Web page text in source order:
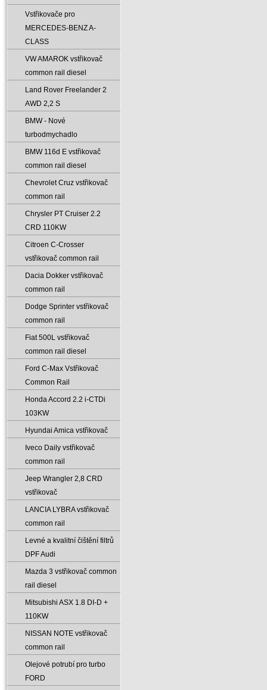
Vstřikovače pro
MERCEDES-BENZ A-
CLASS
VW AMAROK vstřikovač
common rail diesel
Land Rover Freelander 2
AWD 2‚2 S
BMW - Nové
turbodmychadlo
BMW 116d E vstřikovač
common rail diesel
Chevrolet Cruz vstřikovač
common rail
Chrysler PT Cruiser 2.2
CRD 110KW
Citroen C-Crosser
vstřikovač common rail
Dacia Dokker vstřikovač
common rail
Dodge Sprinter vstřikovač
common rail
Fiat 500L vstřikovač
common rail diesel
Ford C-Max Vstřikovač
Common Rail
Honda Accord 2.2 i-CTDi
103KW
Hyundai Amica vstřikovač
Iveco Daily vstřikovač
common rail
Jeep Wrangler 2‚8 CRD
vstřikovač
LANCIA LYBRA vstřikovač
common rail
Levné a kvalitní čištění filtrů
DPF Audi
Mazda 3 vstřikovač common
rail diesel
Mitsubishi ASX 1.8 DI-D +
110KW
NISSAN NOTE vstřikovač
common rail
Olejové potrubí pro turbo
FORD